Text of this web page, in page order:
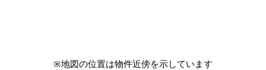
※地図の位置は物件近傍を示しています